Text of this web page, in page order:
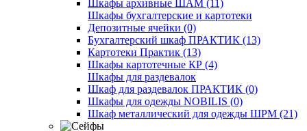
Шкафы архивные ШАМ (11)
Шкафы бухгалтерские и картотеки
Депозитные ячейки (0)
Бухгалтерский шкаф ПРАКТИК (13)
Картотеки Практик (13)
Шкафы картотечные КР (4)
Шкафы для раздевалок
Шкаф для раздевалок ПРАКТИК (0)
Шкафы для одежды NOBILIS (0)
Шкаф металлический для одежды ШРМ (21)